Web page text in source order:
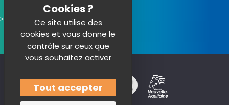
Ce site utilise des
cookies et vous donne le
contrôle sur ceux que
vous souhaitez activer
Tout accepter